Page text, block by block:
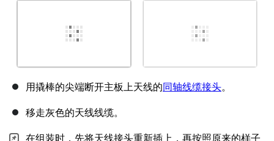
用撬棒的尖端断开主板上天线的同轴线缆接头。
移走灰色的天线线缆。
在组装时，先将天线接头重新插上，再按照原来的样子